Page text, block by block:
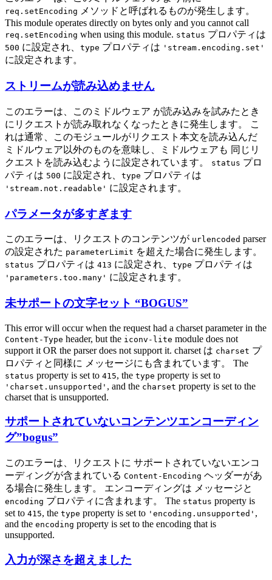
req.setEncoding メソッドと呼ばれるものが発生します。
This module operates directly on bytes only and you cannot call
req.setEncoding when using this module. status プロパティは
500 に設定され、 type プロパティは 'stream.encoding.set'
に設定されます。
ストリームが読み込めません
このエラーは、このミドルウェア が読み込みを試みたとき
にリクエストが読み取れなくなったときに発生します。 こ
れは通常、このモジュールがリクエスト本文を読み込んだ
ミドルウェア以外のものを意味し、ミドルウェアも 同じリ
クエストを読み込むように設定されています。
status プロ
パティは 500 に設定され、 type プロパティは
'stream.not.readable' に設定されます。
パラメータが多すぎます
このエラーは、リクエストのコンテンツが urlencoded parser
の設定された parameterLimit を超えた場合に発生します。
status プロパティは 413 に設定され、 type プロパティは
'parameters.too.many' に設定されます。
未サポートの文字セット “BOGUS”
This error will occur when the request had a charset parameter in the
Content-Type header, but the iconv-lite module does not
support it OR the parser does not support it. charset は charset プ
ロパティと同様に メッセージにも含まれています。 The
status property is set to 415, the type property is set to
'charset.unsupported' , and the charset property is set to the
charset that is unsupported.
サポートされていないコンテンツエンコーディン
グ”bogus”
このエラーは、リクエストに サポートされていないエンコ
ーディングが含まれている Content-Encoding ヘッダーがあ
る場合に発生します。 エンコーディングは メッセージと
encoding プロパティに含まれます。 The status property is
set to 415, the type property is set to 'encoding.unsupported' ,
and the encoding property is set to the encoding that is
unsupported.
入力が深さを超えました